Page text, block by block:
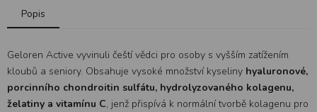
Popis
Geloren Active vyvinuli čeští vědci pro osoby s vyšším zatížením
kloubů a seniory. Obsahuje vysoké množství kyseliny hyaluronové,
porcinního chondroitin sulfátu, hydrolyzovaného kolagenu,
želatiny a vitamínu C, jenž přispívá k normální tvorbě kolagenu pro